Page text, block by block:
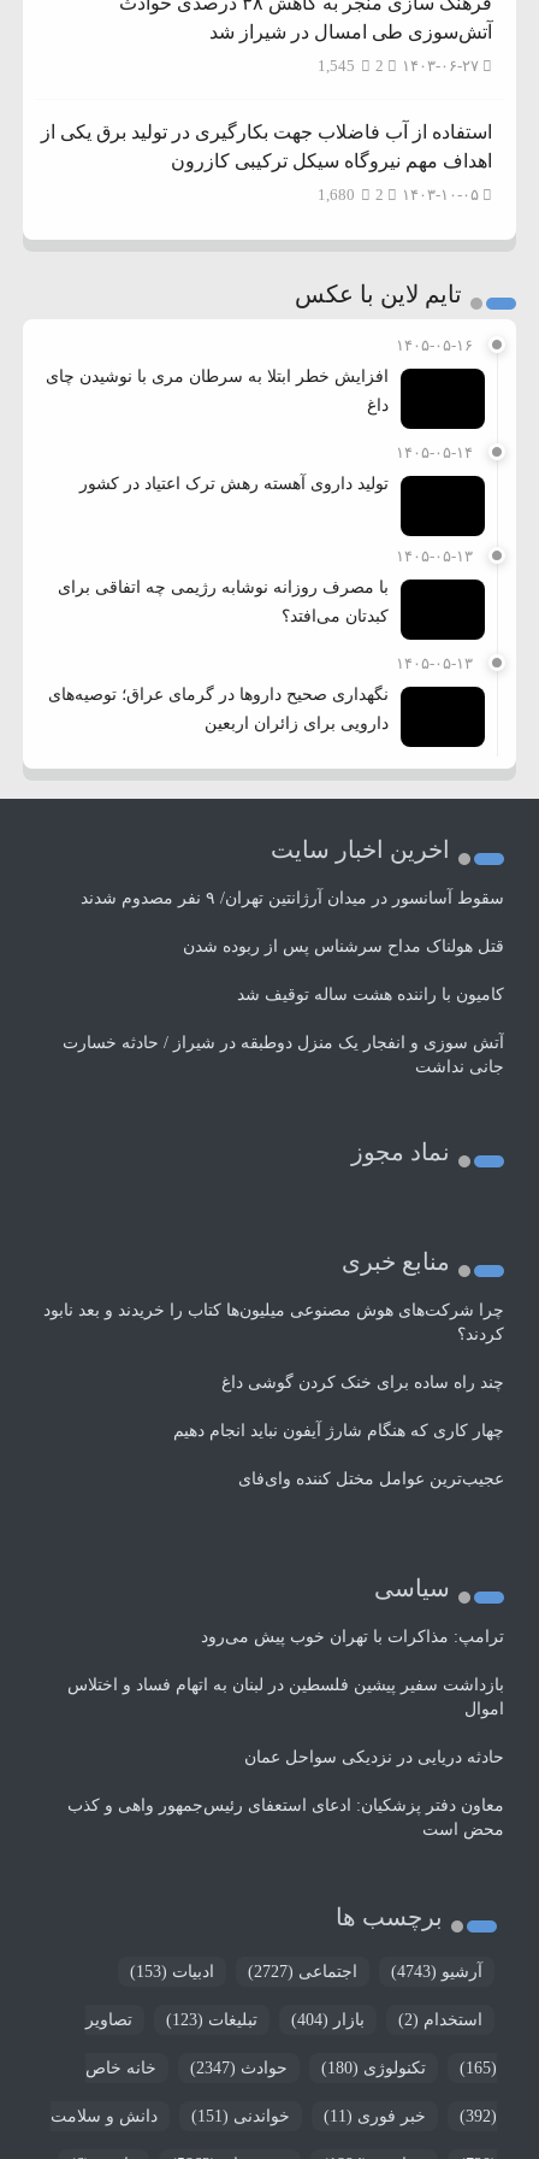
آتش‌سوزی طی امسال در شیراز شد
۱۴۰۳-۰۶-۲۷ 1,545
استفاده از آب فاضلاب جهت بکارگیری در تولید برق یکی از
اهداف مهم نیروگاه سیکل ترکیبی کازرون
۱۴۰۳-۱۰-۰۵ 1,680
تایم لاین با عکس
۱۴۰۵-۰۵-۱۶
افزایش خطر ابتلا به سرطان مری با نوشیدن چای
داغ
۱۴۰۵-۰۵-۱۴
تولید داروی آهسته رهش ترک اعتیاد در کشور
۱۴۰۵-۰۵-۱۳
با مصرف روزانه نوشابه رژیمی چه اتفاقی برای
کبدتان می‌افتد؟
۱۴۰۵-۰۵-۱۳
نگهداری صحیح داروها در گرمای عراق؛ توصیه‌های
دارویی برای زائران اربعین
اخرین اخبار سایت
سقوط آسانسور در میدان آرژانتین تهران/ ۹ نفر مصدوم شدند
قتل هولناک مداح سرشناس پس از ربوده شدن
کامیون با راننده هشت ساله توقیف شد
آتش سوزی و انفجار یک منزل دوطبقه در شیراز / حادثه خسارت
جانی نداشت
نماد مجوز
منابع خبری
چرا شرکت‌های هوش مصنوعی میلیون‌ها کتاب را خریدند و بعد نابود
کردند؟
چند راه‌ ساده برای خنک کردن گوشی داغ
چهار کاری که هنگام شارژ آیفون نباید انجام دهیم
عجیب‌ترین عوامل مختل کننده وای‌فای
سیاسی
ترامپ: مذاکرات با تهران خوب پیش می‌رود
بازداشت سفیر پیشین فلسطین در لبنان به اتهام فساد و اختلاس
اموال
حادثه دریایی در نزدیکی سواحل عمان
معاون دفتر پزشکیان: ادعای استعفای رئیس‌جمهور واهی و کذب
محض است
برچسب ها
آرشیو (4743) اجتماعی (2727) ادبیات (153)
استخدام (2) بازار (404) تبلیغات (123) تصاویر
(165) تکنولوژی (180) حوادث (2347) خانه خاص
(392) خبر فوری (11) خواندنی (151) دانش و سلامت